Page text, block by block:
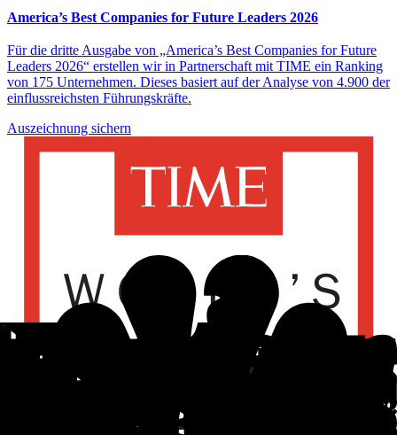
America’s Best Companies for Future Leaders 2026
Für die dritte Ausgabe von „America’s Best Companies for Future
Leaders 2026“ erstellen wir in Partnerschaft mit TIME ein Ranking
von 175 Unternehmen. Dieses basiert auf der Analyse von 4.900 der
einflussreichsten Führungskräfte.
Auszeichnung sichern